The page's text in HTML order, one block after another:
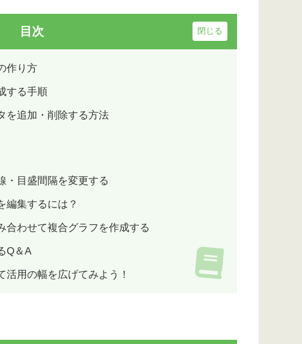
目次
作り方
する手順
を追加・削除する方法
・目盛間隔を変更する
編集するには？
合わせて複合グラフを作成する
Q＆A
用の幅を広げてみよう！